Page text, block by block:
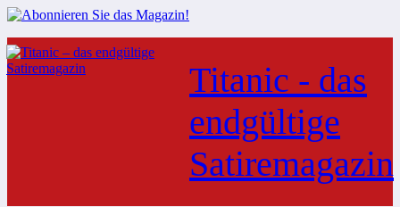
Zum
Inhalt
springen
Titanic - das
endgültige
Satiremagazin